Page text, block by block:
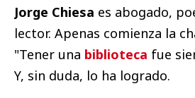
Jorge Chiesa es abogado,
lector. Apenas comienza la
"Tener una biblioteca fue
Y, sin duda, lo ha logrado.